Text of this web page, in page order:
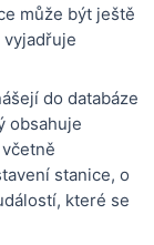
může být ještě
do databáze
obsahuje
stanice, o
které se